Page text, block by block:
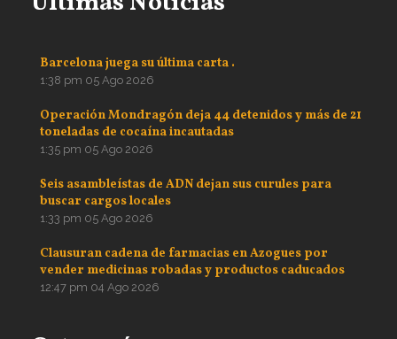
Barcelona juega su última carta .
1:38 pm 05 Ago 2026
Operación Mondragón deja 44 detenidos y más de 21
toneladas de cocaína incautadas
1:35 pm 05 Ago 2026
Seis asambleístas de ADN dejan sus curules para
buscar cargos locales
1:33 pm 05 Ago 2026
Clausuran cadena de farmacias en Azogues por
vender medicinas robadas y productos caducados
12:47 pm 04 Ago 2026